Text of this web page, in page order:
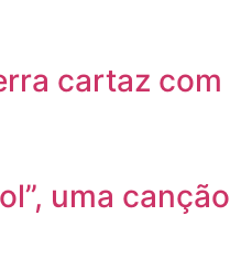
cartaz
uma